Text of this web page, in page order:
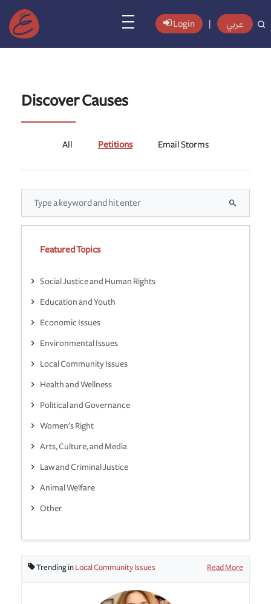
Login عربي
Discover Causes
All Petitions Email Storms
Featured Topics
Social Justice and Human Rights
Education and Youth
Economic Issues
Environmental Issues
Local Community Issues
Health and Wellness
Political and Governance
Women’s Right
Arts, Culture, and Media
Law and Criminal Justice
Animal Welfare
Other
Trending in Local Community Issues Read More